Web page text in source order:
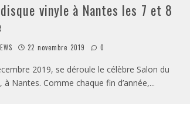
vinyle à Nantes les 7 et 8
22 novembre 2019 0
2019, se déroule le célèbre Salon du
à Nantes. Comme chaque fin d’année,...